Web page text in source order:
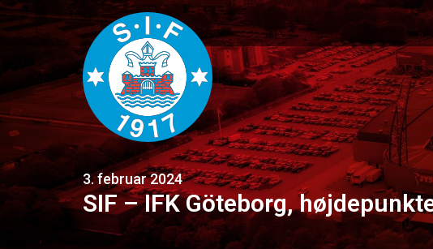
3. februar 2024
SIF – IFK Göteborg,